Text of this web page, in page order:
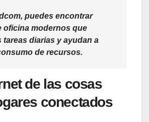
puedes encontrar
oficina modernos que
tareas diarias y ayudan a
de recursos.
de las cosas
conectados